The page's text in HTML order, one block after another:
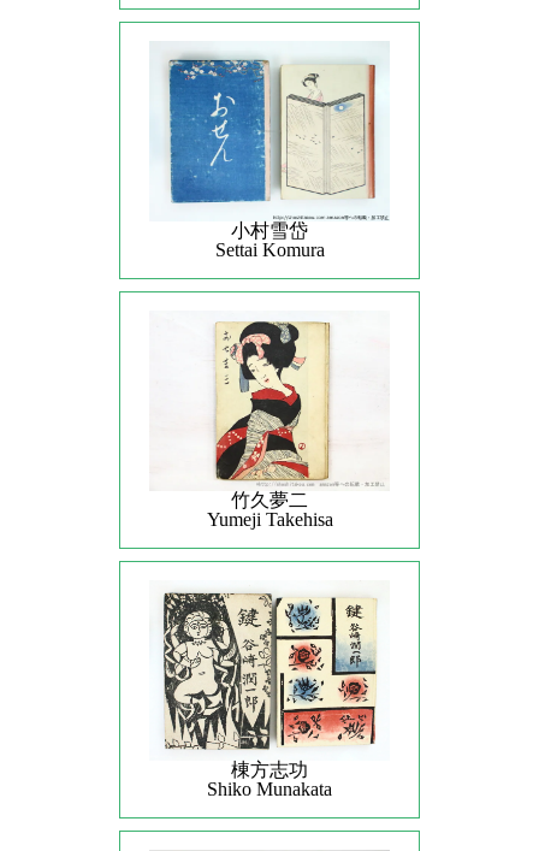
小村雪岱
Settai Komura
竹久夢二
Yumeji Takehisa
棟方志功
Shiko Munakata